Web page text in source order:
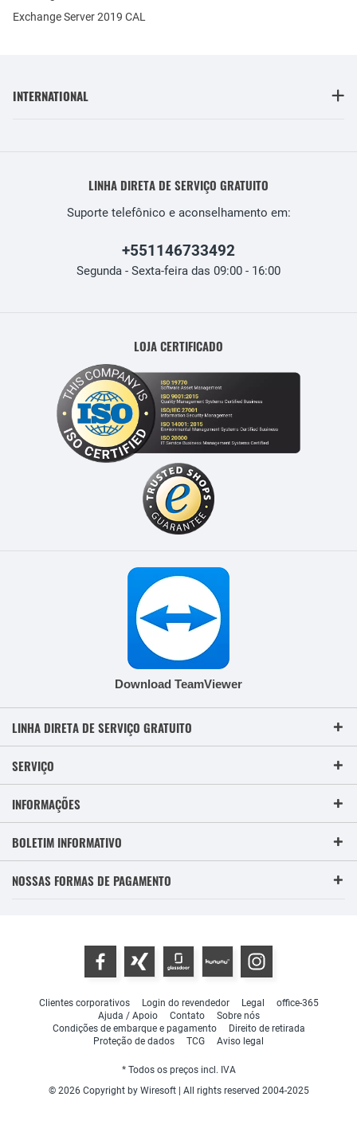
Exchange Server 2019 CAL
INTERNATIONAL
LINHA DIRETA DE SERVIÇO GRATUITO
Suporte telefônico e aconselhamento em:
+551146733492
Segunda - Sexta-feira das 09:00 - 16:00
LOJA CERTIFICADO
Download TeamViewer
LINHA DIRETA DE SERVIÇO GRATUITO
SERVIÇO
INFORMAÇÕES
BOLETIM INFORMATIVO
NOSSAS FORMAS DE PAGAMENTO
Clientes corporativos Login do revendedor Legal
office-365
Ajuda / Apoio
Contato
Sobre nós
Condições de embarque e pagamento
Direito de retirada
Proteção de dados
TCG Aviso legal
* Todos os preços incl. IVA
© 2026 Copyright by Wiresoft | All rights reserved 2004-2025